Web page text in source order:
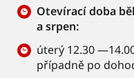
Otevírací doba
a srpen:
úterý 12.30
případně po